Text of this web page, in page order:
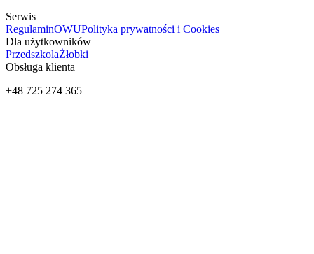
Serwis
RegulaminOWUPolityka prywatności i Cookies
Dla użytkowników
PrzedszkolaŻłobki
Obsługa klienta
+48 725 274 365